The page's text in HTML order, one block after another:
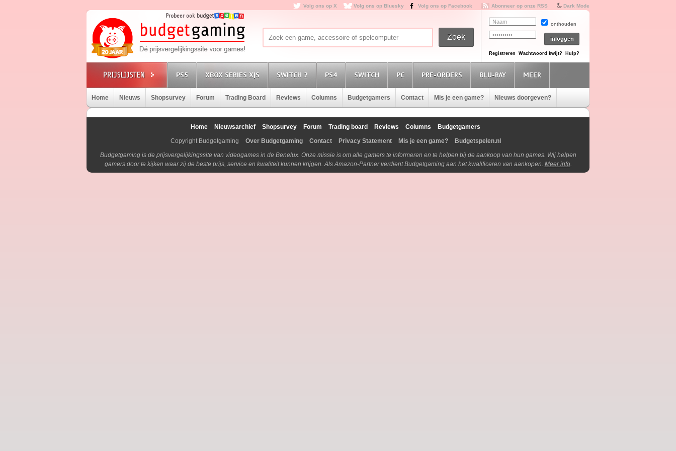
Volg ons op X Volg ons op Bluesky Volg ons op Facebook Abonneer op onze RSS Dark Mode
onthouden
Registreren Wachtwoord kwijt? Hulp?
PS5 XBOX SERIES X|S SWITCH 2 PS4 SWITCH PC PRE-ORDERS BLU-RAY MEER
Home Nieuws Shopsurvey Forum Trading Board Reviews Columns Budgetgamers Contact Mis je een game? Nieuws doorgeven?
Home Nieuwsarchief Shopsurvey Forum Trading board Reviews Columns
Budgetgamers
Copyright Budgetgaming
Over Budgetgaming Contact Privacy Statement Mis je een game?
Budgetspelen.nl
Budgetgaming is de prijsvergelijkingssite van videogames in de Benelux. Onze missie is om alle gamers te informeren en te helpen bij de aankoop van hun games. Wij helpen
gamers door te kijken waar zij de beste prijs, service en kwaliteit kunnen krijgen. Als Amazon-Partner verdient Budgetgaming aan het kwalificeren van aankopen. Meer info.